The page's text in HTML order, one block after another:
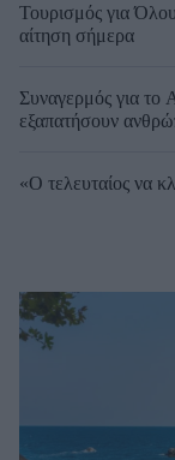
Τουρισμός για
αίτηση σήμερα
Συναγερμός για
εξαπατήσουν
«Ο τελευταίος να